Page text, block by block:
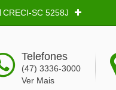
CRECI-SC 5258J
Telefones
(47) 3336-3000
Ver Mais